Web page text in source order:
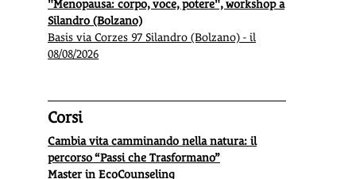
"Menopausa: corpo, voce, potere", workshop a
Silandro (Bolzano)
Basis via Corzes 97 Silandro (Bolzano) - il
08/08/2026
Corsi
Cambia vita camminando nella natura: il
percorso “Passi che Trasformano”
Master in EcoCounseling